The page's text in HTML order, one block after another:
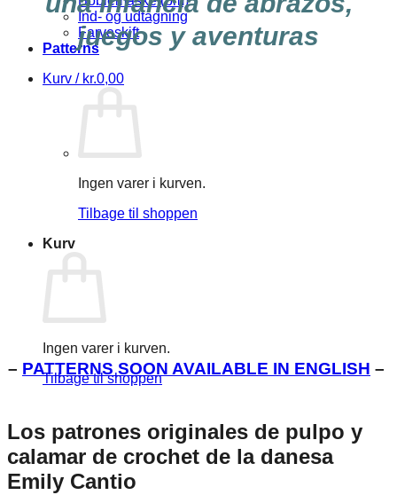
Ind- og udtagning
Farveskift
Patterns
Kurv / kr.0,00
Ingen varer i kurven.
Tilbage til shoppen
Kurv
Ingen varer i kurven.
Tilbage til shoppen
juegos y aventuras
– PATTERNS SOON AVAILABLE IN ENGLISH –
Los patrones originales de pulpo y
calamar de crochet de la danesa
Emily Cantio